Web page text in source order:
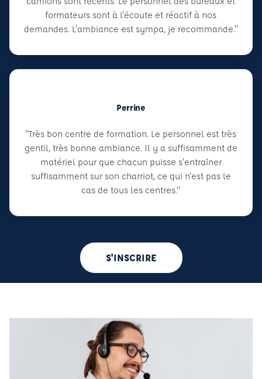
formateurs sont à l'écoute et réactif à nos
demandes. L'ambiance est sympa, je recommande."
Perrine
"Très bon centre de formation. Le personnel est très
gentil, très bonne ambiance. Il y a suffisamment de
matériel pour que chacun puisse s'entraîner
suffisamment sur son charriot, ce qui n'est pas le
cas de tous les centres."
S'INSCRIRE